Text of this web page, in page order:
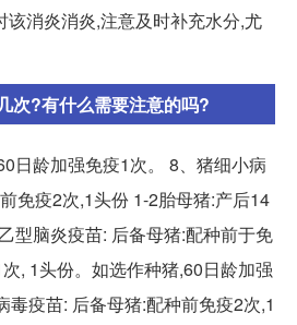
该消炎消炎,注意及时补充水分,尤
次?有什么需要注意的吗?
日龄加强免疫1次。 8、猪细小病
免疫2次,1头份 1-2胎母猪:产后14
型脑炎疫苗: 后备母猪:配种前于免
, 1头份。如选作种猪,60日龄加强
毒疫苗: 后备母猪:配种前免疫2次,1